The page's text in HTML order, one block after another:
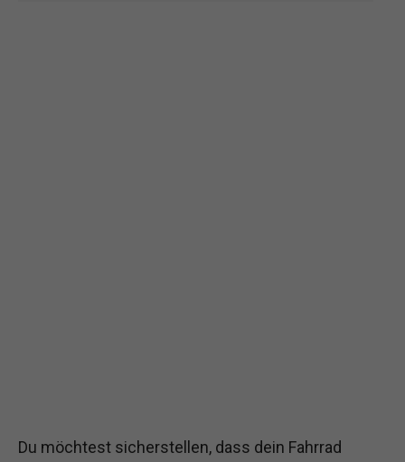
Du möchtest sicherstellen, dass dein Fahrrad